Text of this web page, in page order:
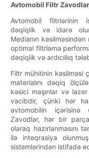
Avtomobil Filtr
Avtomobil filtrlərinin
dəqiqlik və idarə
Medianın
optimal filtrləmə
dəqiqlik və ardıcıllıq
Filtr mühitinin kəsilməsi
materialını dəqiq
kəsici maşınlar və
vacibdir, çünki hər
avtomobilin içərisinə
Zavodlar, hər bir
olaraq hazırlanmasını
ilə inteqrasiya
sistemlərindən istifadə